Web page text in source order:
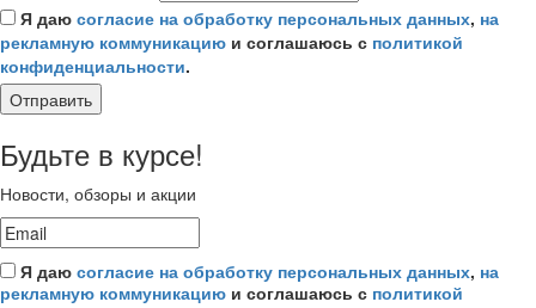
Я даю согласие на обработку персональных данных, на
рекламную коммуникацию и соглашаюсь с политикой
конфиденциальности.
Отправить
Будьте в курсе!
Новости, обзоры и акции
Я даю согласие на обработку персональных данных, на
рекламную коммуникацию и соглашаюсь с политикой